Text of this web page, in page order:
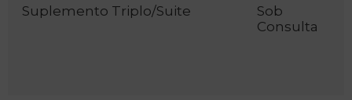
FR
Suplemento Triplo/Suite
Sob
Consulta